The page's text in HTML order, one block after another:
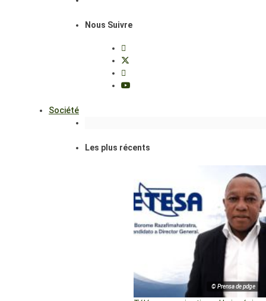
Nous Suivre
Société
Les plus récents
© Prensa de pdge